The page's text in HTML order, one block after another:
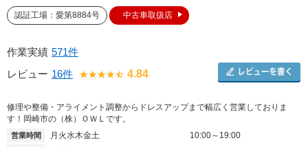
認証工場：愛第8884号 中古車取扱店
作業実績 571件
レビュー 16件 4.84
修理や整備・アライメント調整からドレスアップまで幅広く営業しておりま
す！岡崎市の（株）ＯＷＬです。
営業時間 月火水木金土 10:00～19:00